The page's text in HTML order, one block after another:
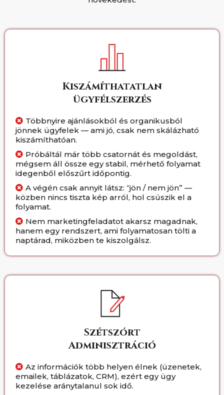
Kiszámíthatatlan
ügyfélszerzés
Többnyire ajánlásokból és organikusból
jönnek ügyfelek — ami jó, csak nem skálázható
kiszámíthatóan.
Próbáltál már több csatornát és megoldást,
mégsem áll össze egy stabil, mérhető folyamat
idegenből előszűrt időpontig.
A végén csak annyit látsz: “jön / nem jön” —
közben nincs tiszta kép arról, hol csúszik el a
folyamat.
Nem marketingfeladatot akarsz magadnak,
hanem egy rendszert, ami folyamatosan tölti a
naptárad, miközben te kiszolgálsz.
Szétszórt
Adminisztráció
Az információk több helyen élnek (üzenetek,
emailek, táblázatok, CRM), ezért egy ügy
kezelése aránytalanul sok idő.